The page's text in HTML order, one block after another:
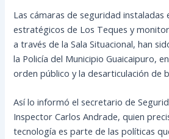
Las cámaras de seguridad instaladas
estratégicos de Los Teques y
a través de la Sala Situacional, han
la Policía del Municipio Guaicaipuro,
orden público y la desarticulación de
Así loinformó el secretario de
Inspector Carlos Andrade, quien
tecnología es parte de las políticas